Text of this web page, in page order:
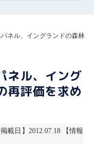
ネル、イングランドの森林
ネル、イング
再評価を求め
載日】2012.07.18 【情報